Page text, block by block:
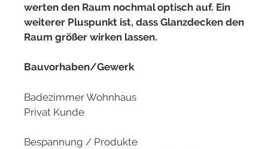
werten den Raum nochmal optisch auf. Ein
weiterer Pluspunkt ist, dass Glanzdecken den
Raum größer wirken lassen.
Bauvorhaben/Gewerk
Badezimmer Wohnhaus
Privat Kunde
Bespannung / Produkte